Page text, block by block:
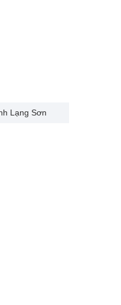
Lạng Sơn